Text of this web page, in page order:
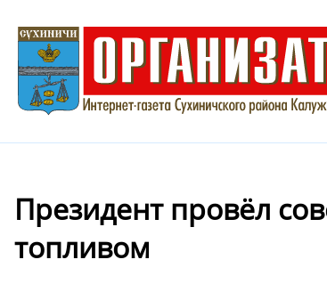
Президент провёл
топливом